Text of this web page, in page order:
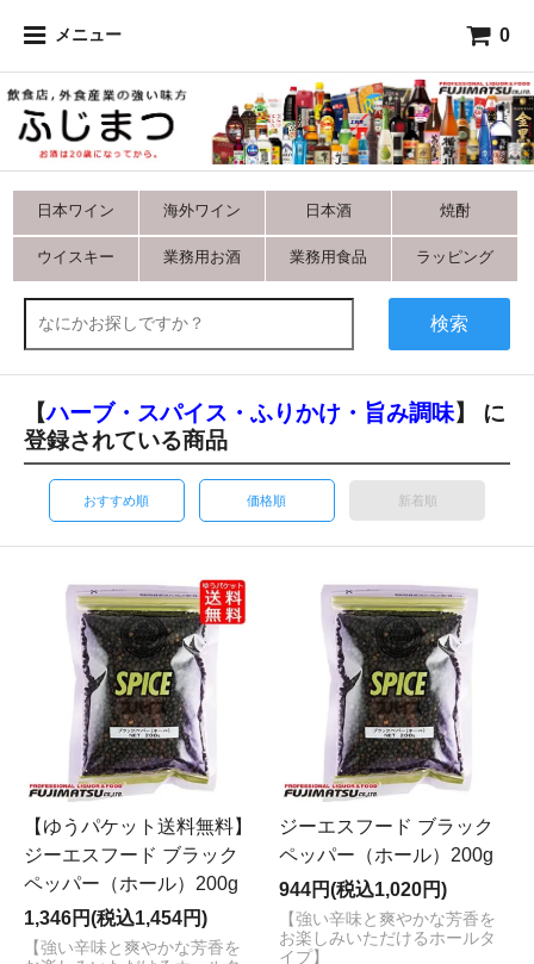
メニュー 0
日本ワイン 海外ワイン 日本酒 焼酎
ウイスキー 業務用お酒 業務用食品 ラッピング
検索
【ハーブ・スパイス・ふりかけ・旨み調味】 に
登録されている商品
おすすめ順 価格順 新着順
【ゆうパケット送料無料】
ジーエスフード ブラック
ペッパー（ホール）200g
1,346円(税込1,454円)
【強い辛味と爽やかな芳香を
ジーエスフード ブラック
ペッパー（ホール）200g
944円(税込1,020円)
【強い辛味と爽やかな芳香を
お楽しみいただけるホールタ
イプ】